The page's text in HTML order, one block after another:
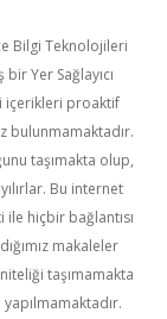
Bilgi Teknolojileri
Yer Sağlayıcı
içerikleri proaktif
bulunmamaktadır.
taşımakta olup,
Bu internet
hiçbir bağlantısı
makaleler
taşımamakta